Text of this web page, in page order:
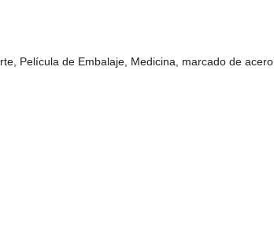
Película de Embalaje, Medicina, marcado de acero